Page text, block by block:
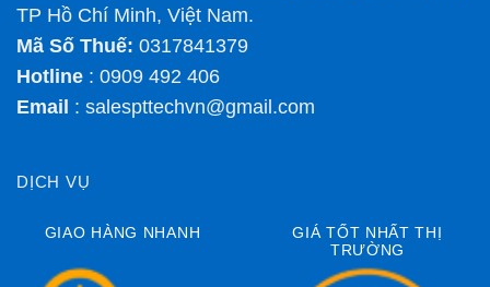
TP Hồ Chí Minh, Việt Nam.
Mã Số Thuế: 0317841379
Hotline : 0909 492 406
Email : salespttechvn@gmail.com
DỊCH VỤ
GIAO HÀNG NHANH
GIÁ TỐT NHẤT THỊ
TRƯỜNG